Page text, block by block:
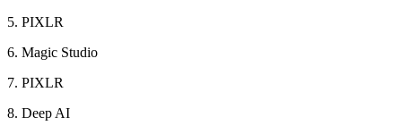
5. PIXLR
6. Magic Studio
7. PIXLR
8. Deep AI